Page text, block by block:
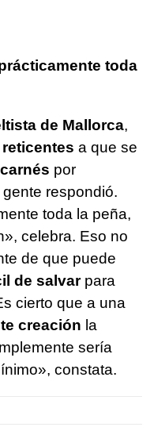
toda
de Mallorca,
reticentes a que se
por
respondió.
toda la peña,
celebra. Eso no
de que puede
de salvarpara
cierto que a una
creación la
sería
constata.